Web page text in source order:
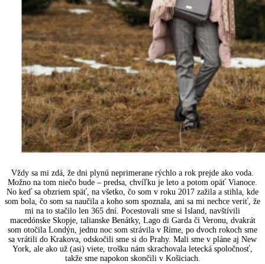
Vždy sa mi zdá, že dni plynú neprimerane rýchlo a rok prejde ako voda.
Možno na tom niečo bude – predsa, chvíľku je leto a potom opäť Vianoce.
No keď sa obzriem späť, na všetko, čo som v roku 2017 zažila a stihla, kde
som bola, čo som sa naučila a koho som spoznala, ani sa mi nechce veriť, že
mi na to stačilo len 365 dní. Pocestovali sme si Island, navštívili
macedónske Skopje, talianske Benátky, Lago di Garda či Veronu, dvakrát
som otočila Londýn, jednu noc som strávila v Ríme, po dvoch rokoch sme
sa vrátili do Krakova, odskočili sme si do Prahy. Mali sme v pláne aj New
York, ale ako už (asi) viete, trošku nám skrachovala letecká spoločnosť,
takže sme napokon skončili v Košiciach.